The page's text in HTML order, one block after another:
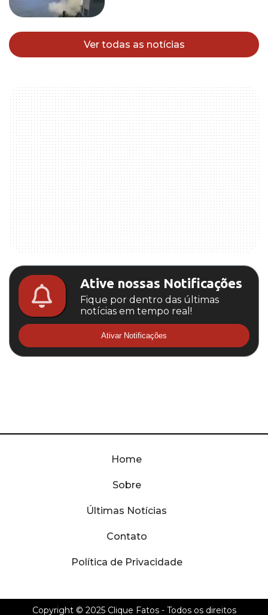
Ver todas as notícias
Ative nossas Notificações
Fique por dentro das últimas
notícias em tempo real!
Ativar Notificações
Home
Sobre
Últimas Notícias
Contato
Política de Privacidade
Copyright © 2025 Clique Fatos- Todos os direitos